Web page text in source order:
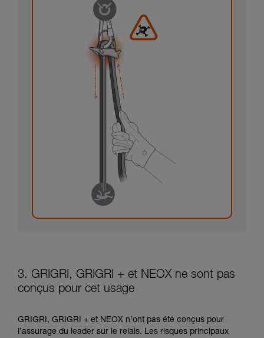
3. GRIGRI, GRIGRI + et NEOX ne sont pas
conçus pour cet usage
GRIGRI, GRIGRI + et NEOX n’ont pas été conçus pour
l’assurage du leader sur le relais. Les risques principaux